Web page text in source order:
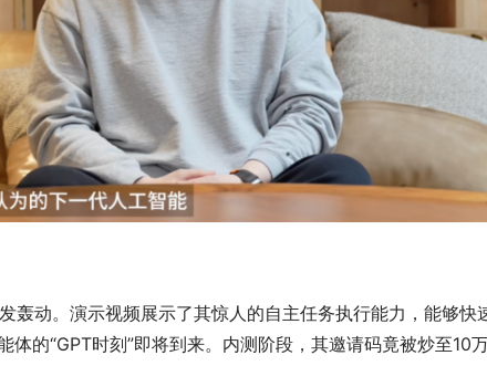
轰动。演示视频展示了其惊人的自主任务执行能力，能够快
的“GPT时刻”即将到来。内测阶段，其邀请码竟被炒至10